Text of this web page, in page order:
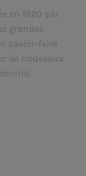
en 1820 par
grandes
savoir-faire
de nouveaux